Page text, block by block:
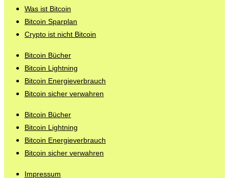
Was ist Bitcoin
Bitcoin Sparplan
Crypto ist nicht Bitcoin
Bitcoin Bücher
Bitcoin Lightning
Bitcoin Energieverbrauch
Bitcoin sicher verwahren
Bitcoin Bücher
Bitcoin Lightning
Bitcoin Energieverbrauch
Bitcoin sicher verwahren
Impressum